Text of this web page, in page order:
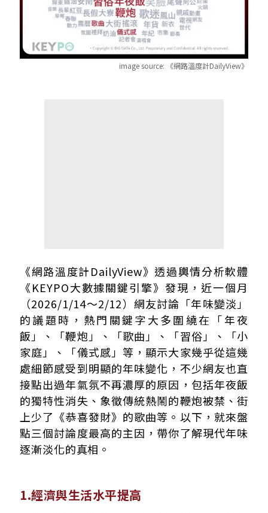
image source: 《網路溫度計DailyView》
《網路溫度計DailyView》透過輿情分析軟體
《KEYPO大數據關鍵引擎》發現，近一個月
（2026/1/14～2/12）網友討論「年味變淡」
的議題時，熱門關鍵字大多圍繞在「年夜
飯」、「鞭炮」、「歌曲」、「習俗」、「小
家庭」、「儀式感」等，顯示大家幾乎從這幾
處細節感受到明顯的年味變化，不少網友也直
接點出過年氣氛不再濃厚的原因，包括年夜飯
的獨特性消失、象徵傳統熱鬧的鞭炮被禁、街
上少了《恭喜發財》的歌曲等。以下，就來盤
點三個討論度最高的主因，帶你了解現代年味
逐漸淡化的真相。
1.經濟與生活水平提高